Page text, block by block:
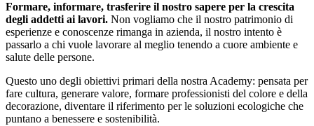
Formare, informare, trasferire il nostro sapere per la crescita
degli addetti ai lavori. Non vogliamo che il nostro patrimonio di
esperienze e conoscenze rimanga in azienda, il nostro intento è
passarlo a chi vuole lavorare al meglio tenendo a cuore ambiente e
salute delle persone.
Questo uno degli obiettivi primari della nostra Academy: pensata per
fare cultura, generare valore, formare professionisti del colore e della
decorazione, diventare il riferimento per le soluzioni ecologiche che
puntano a benessere e sostenibilità.